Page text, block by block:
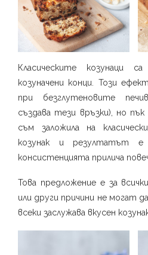
Класическите козунаци
козуначени конци. Този
при безглутеновите
създава тези връзки), но
съм заложила на
козунак и резултатът е
консистенцията прилича
Това предложение е за
или други причини не могат
всеки заслужава вкусен